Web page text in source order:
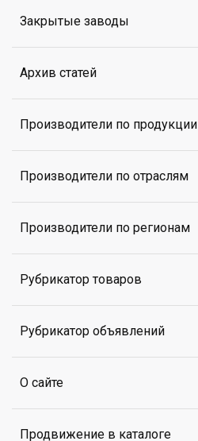
Закрытые заводы
Архив статей
Производители по продукции
Производители по отраслям
Производители по регионам
Рубрикатор товаров
Рубрикатор объявлений
О сайте
Продвижение в каталоге